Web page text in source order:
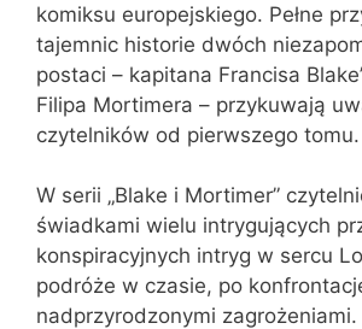
komiksu europejskiego. Pełne
tajemnic historie dwóch
postaci – kapitana Francisa
Filipa Mortimera – przykuwają
czytelników od pierwszego tomu.
W serii „Blake i Mortimer”
świadkami wielu intrygujących
konspiracyjnych intryg w sercu
podróże w czasie, po
nadprzyrodzonymi